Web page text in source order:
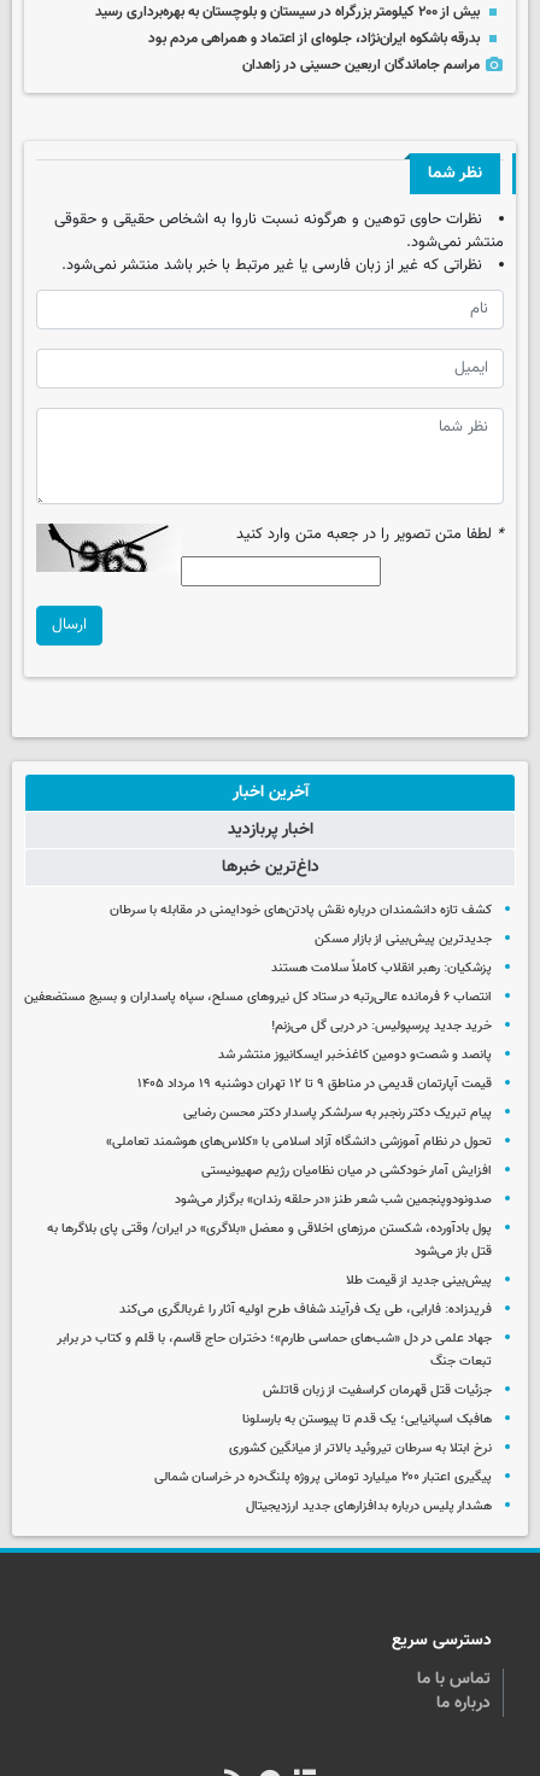
بیش از ۲۰۰ کیلومتر بزرگراه در سیستان و بلوچستان به بهره‌برداری رسید
بدرقه باشکوه ایران‌نژاد، جلوه‌ای از اعتماد و همراهی مردم بود
مراسم جاماندگان اربعین حسینی در زاهدان
نظر شما
نظرات حاوی توهین و هرگونه نسبت ناروا به اشخاص حقیقی و حقوقی
منتشر نمی‌شود.
نظراتی که غیر از زبان فارسی یا غیر مرتبط با خبر باشد منتشر نمی‌شود.
* لطفا متن تصویر را در جعبه متن وارد کنید
ارسال
آخرین اخبار
اخبار پربازدید
داغ‌ترین خبرها
کشف تازه دانشمندان درباره نقش پادتن‌های خودایمنی در مقابله با سرطان
جدیدترین پیش‌بینی از بازار مسکن
پزشکیان: رهبر انقلاب کاملاً سلامت هستند
انتصاب ۶ فرمانده عالی‌رتبه در ستاد کل نیروهای مسلح، سپاه پاسداران و بسیج مستضعفین
خرید جدید پرسپولیس: در دربی گل می‌زنم!
پانصد و شصت‌و دومین کاغذخبر ایسکانیوز منتشر شد
قیمت آپارتمان قدیمی در مناطق ۹ تا ۱۲ تهران دوشنبه ۱۹ مرداد ۱۴۰۵
پیام تبریک دکتر رنجبر به سرلشکر پاسدار دکتر محسن رضایی
تحول در نظام آموزشی دانشگاه آزاد اسلامی با «کلاس‌های هوشمند تعاملی»
افزایش آمار خودکشی در میان نظامیان رژیم صهیونیستی
صدونودوپنجمین شب شعر طنز «در حلقه رندان» برگزار می‌شود
پول بادآورده، شکستن مرزهای اخلاقی و معضل «بلاگری» در ایران/ وقتی پای بلاگرها به
قتل باز می‌شود
پیش‌بینی جدید از قیمت طلا
فریدزاده: فارابی، طی یک فرآیند شفاف طرح اولیه آثار را غربالگری می‌کند
جهاد علمی در دل «شب‌های حماسی طارم»؛ دختران حاج قاسم، با قلم و کتاب در برابر
تبعات جنگ
جزئیات قتل قهرمان کراسفیت از زبان قاتلش
هافبک اسپانیایی؛ یک قدم تا پیوستن به بارسلونا
نرخ ابتلا به سرطان تیروئید بالاتر از میانگین کشوری
پیگیری اعتبار ۲۰۰ میلیارد تومانی پروژه پلنگ‌دره در خراسان شمالی
هشدار پلیس درباره بدافزارهای جدید ارزدیجیتال
دسترسی سریع
تماس با ما
درباره ما